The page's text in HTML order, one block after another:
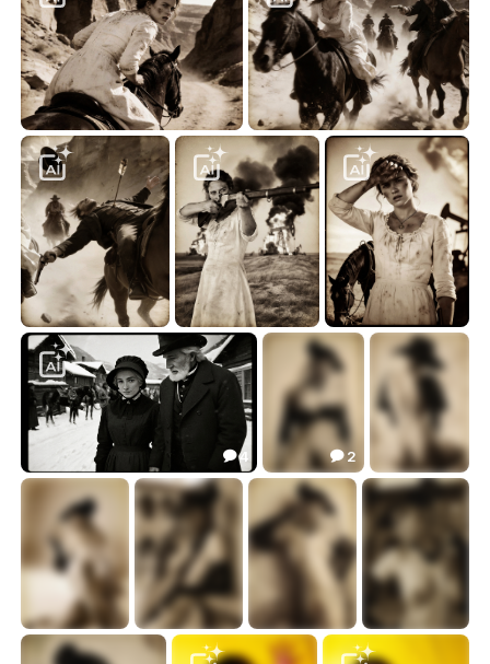
Нефть и пепел
10.46
Нефть и пепел
6.69
Нефть и пепел
6.65
Нефть и пепел
6.67
Нефть и пепел

Воскресная служба в Норриджуок
17.29
 4
Vintage
8.65
 2
Vintage
17.91
Vintage
12.82
Vintage
16.05
Vintage
12.82
Vintage
18.58